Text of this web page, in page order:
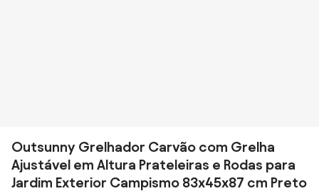
Outsunny Grelhador Carvão com Grelha
Ajustável em Altura Prateleiras e Rodas para
Jardim Exterior Campismo 83x45x87 cm Preto